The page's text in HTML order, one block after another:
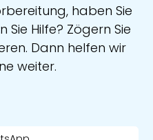
haben Sie
Hilfe? Zögern Sie
Dann helfen wir
weiter.